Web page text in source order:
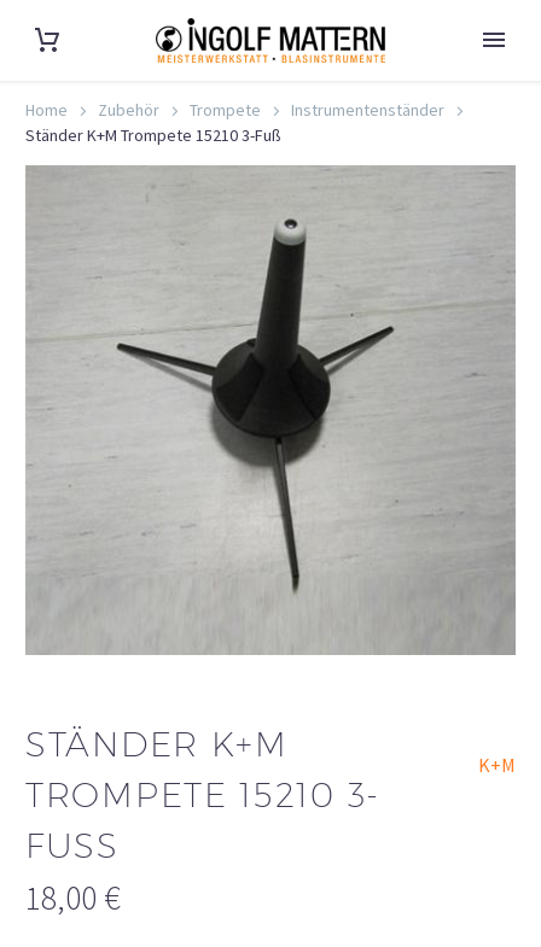
Home Zubehör Trompete
Instrumentenständer
Ständer K+M Trompete 15210 3-Fuß
STÄNDER K+M
TROMPETE 15210 3-
FUSS
K+M
18,00 €